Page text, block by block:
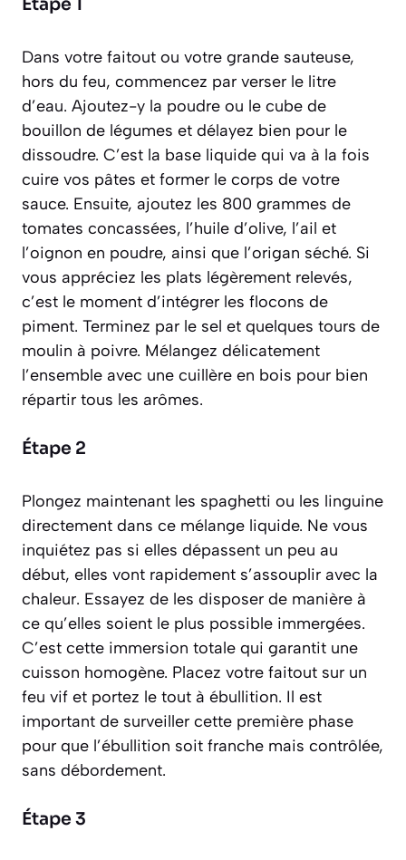
Étape 1
Dans votre faitout ou votre grande sauteuse,
hors du feu, commencez par verser le litre
d’eau. Ajoutez-y la poudre ou le cube de
bouillon de légumes et délayez bien pour le
dissoudre. C’est la base liquide qui va à la fois
cuire vos pâtes et former le corps de votre
sauce. Ensuite, ajoutez les 800 grammes de
tomates concassées, l’huile d’olive, l’ail et
l’oignon en poudre, ainsi que l’origan séché. Si
vous appréciez les plats légèrement relevés,
c’est le moment d’intégrer les flocons de
piment. Terminez par le sel et quelques tours de
moulin à poivre. Mélangez délicatement
l’ensemble avec une cuillère en bois pour bien
répartir tous les arômes.
Étape 2
Plongez maintenant les spaghetti ou les linguine
directement dans ce mélange liquide. Ne vous
inquiétez pas si elles dépassent un peu au
début, elles vont rapidement s’assouplir avec la
chaleur. Essayez de les disposer de manière à
ce qu’elles soient le plus possible immergées.
C’est cette immersion totale qui garantit une
cuisson homogène. Placez votre faitout sur un
feu vif et portez le tout à ébullition. Il est
important de surveiller cette première phase
pour que l’ébullition soit franche mais contrôlée,
sans débordement.
Étape 3